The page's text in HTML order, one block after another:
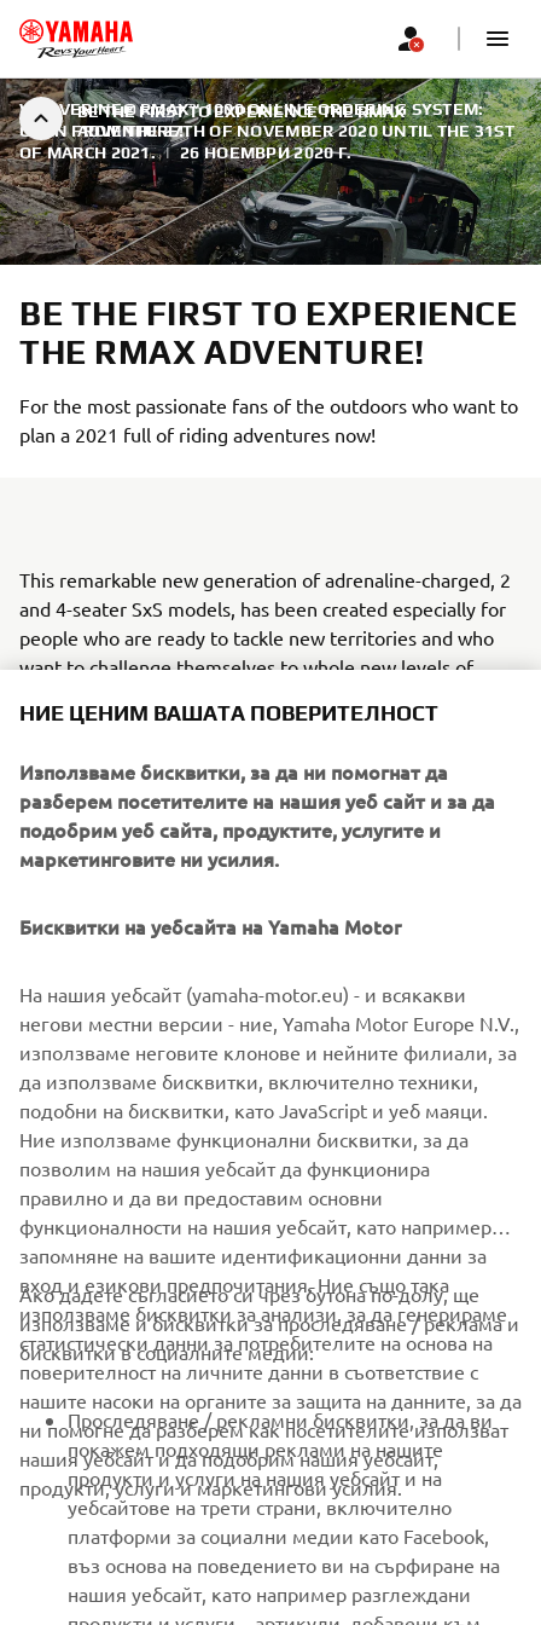
BE THE FIRST TO EXPERIENCE THE RMAX
ADVENTURE!
WOLVERINE® RMAX™ 1000 ONLINE ORDERING SYSTEM:
OPEN FROM THE 27TH OF NOVEMBER 2020 UNTIL THE 31ST
OF MARCH 2021. | 26 НОЕМВРИ 2020 Г.
BE THE FIRST TO EXPERIENCE
THE RMAX ADVENTURE!
For the most passionate fans of the outdoors who want to
plan a 2021 full of riding adventures now!
This remarkable new generation of adrenaline-charged, 2
and 4-seater SxS models, has been created especially for
people who are ready to tackle new territories and who
want to challenge themselves to whole new levels of
reserve any of the four below mentioned Leisure Side-by-
Side models:
Wolverine® RMAX™ 2 1000
Wolverine® RMAX™ 4 1000 SE
Reserve now and be among the first to feel the proven
RESERVE NOW!
CORPORATE
FOR BUSINESS
MORE YAMAHA
SUPPORT
НОВИНАРСКИ БЮЛЕТИН
НИЕ ЦЕНИМ ВАШАТА ПОВЕРИТЕЛНОСТ
Използваме бисквитки, за да ни помогнат да
разберем посетителите на нашия уеб сайт и за да
подобрим уеб сайта, продуктите, услугите и
маркетинговите ни усилия.
Бисквитки на уебсайта на Yamaha Motor
На нашия уебсайт (yamaha-motor.eu) - и всякакви
негови местни версии - ние, Yamaha Motor Europe N.V.,
използваме неговите клонове и нейните филиали, за
да използваме бисквитки, включително техники,
подобни на бисквитки, като JavaScript и уеб маяци.
Ние използваме функционални бисквитки, за да
позволим на нашия уебсайт да функционира
правилно и да ви предоставим основни
функционалности на нашия уебсайт, като например
запомняне на вашите идентификационни данни за
вход и езикови предпочитания. Ние също така
използваме бисквитки за анализи, за да генерираме
статистически данни за потребителите на основа на
поверителност на личните данни в съответствие с
нашите насоки на органите за защита на данните, за да
ни помогне да разберем как посетителите използват
нашия уебсайт и да подобрим нашия уебсайт,
продукти, услуги и маркетингови усилия.
Ако дадете съгласието си чрез бутона по-долу, ще
използваме и бисквитки за проследяване / реклама и
бисквитки в социалните медии:
Проследяване / рекламни бисквитки, за да ви
покажем подходящи реклами на нашите
продукти и услуги на нашия уебсайт и на
уебсайтове на трети страни, включително
платформи за социални медии като Facebook,
въз основа на поведението ви на сърфиране на
нашия уебсайт, като например разглеждани